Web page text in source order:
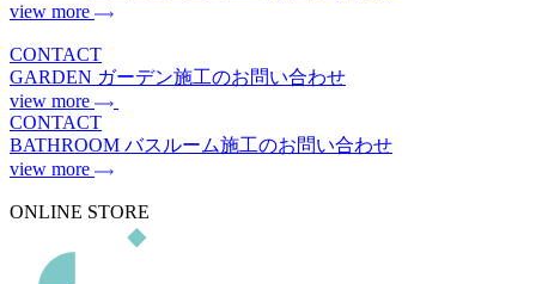
view more
CONTACT
GARDEN ガーデン施工のお問い合わせ
view more
CONTACT
BATHROOM バスルーム施工のお問い合わせ
view more
ONLINE STORE